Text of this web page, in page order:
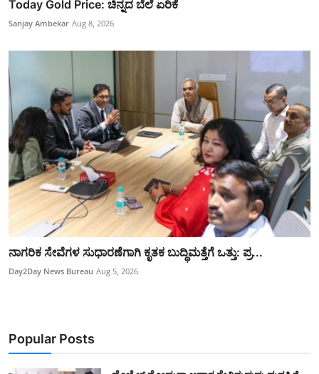
Today Gold Price: ಚಿನ್ನದ ಬೆಲೆ ಏರಿಕೆ
Sanjay Ambekar Aug 8, 2026
ನಾಗರಿಕ ಸೇವೆಗಳ ಸುಧಾರಣೆಗಾಗಿ ಕೃತಕ ಬುದ್ಧಿಮತ್ತೆಗೆ ಒತ್ತು: ಪ್ರ...
Day2Day News Bureau Aug 5, 2026
Popular Posts